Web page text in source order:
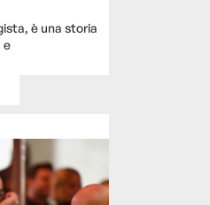
è una storia
e